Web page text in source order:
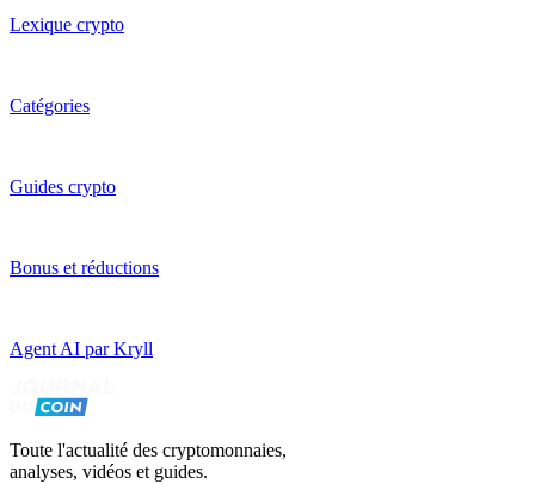
Lexique crypto
Catégories
Guides crypto
Bonus et réductions
Agent AI par Kryll
Toute l'actualité des cryptomonnaies,
analyses, vidéos et guides.